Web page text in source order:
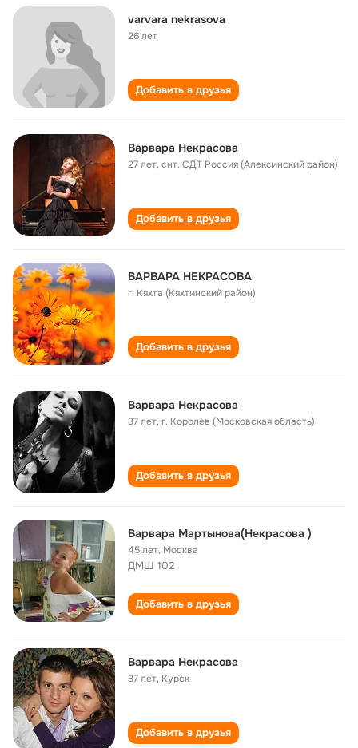
varvara nekrasova
26 лет
Добавить в друзья
Варвара Некрасова
27 лет,снт. СДТ Россия (Алексинский район)
Добавить в друзья
ВАРВАРА НЕКРАСОВА
г. Кяхта (Кяхтинский район)
Добавить в друзья
Варвара Некрасова
37 лет,г. Королев (Московская область)
Добавить в друзья
Варвара Мартынова(Некрасова )
45 лет, Москва
ДМШ 102
Добавить в друзья
Варвара Некрасова
37 лет, Курск
Добавить в друзья